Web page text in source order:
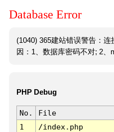
Database Error
(1040) 365建站错误警告：
因：1、数据库密码不对; 2、
PHP Debug
No. File
1
/index.php